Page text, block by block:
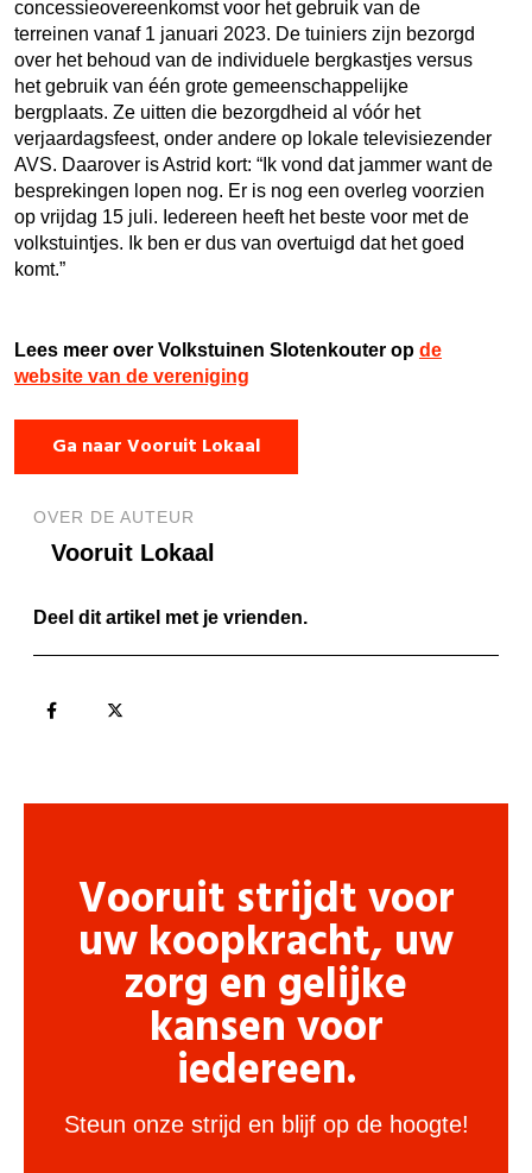
concessieovereenkomst voor het gebruik van de
terreinen vanaf 1 januari 2023. De tuiniers zijn bezorgd
over het behoud van de individuele bergkastjes versus
het gebruik van één grote gemeenschappelijke
bergplaats. Ze uitten die bezorgdheid al vóór het
verjaardagsfeest, onder andere op lokale televisiezender
AVS. Daarover is Astrid kort: “Ik vond dat jammer want de
besprekingen lopen nog. Er is nog een overleg voorzien
op vrijdag 15 juli. Iedereen heeft het beste voor met de
volkstuintjes. Ik ben er dus van overtuigd dat het goed
komt.”
Lees meer over Volkstuinen Slotenkouter op de
website van de vereniging
Ga naar Vooruit Lokaal
OVER DE AUTEUR
Vooruit Lokaal
Deel dit artikel met je vrienden.
Vooruit strijdt voor
uw koopkracht, uw
zorg en gelijke
kansen voor
iedereen.
Steun onze strijd en blijf op de hoogte!